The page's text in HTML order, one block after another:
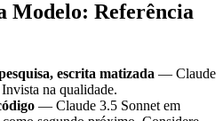
Modelo: Referência
escrita matizada — Claude
na qualidade.
— Claude 3.5 Sonnet em